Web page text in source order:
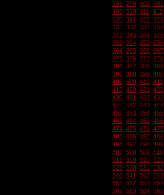
298 299 300 301
309 310 311 312
320 321 322 323
331 332 333 334
342 343 344 345
353 354 355 356
364 365 366 367
375 376 377 378
386 387 388 389
397 398 399 400
408 409 410 411
419 420 421 422
430 431 432 433
441 442 443 444
452 453 454 455
463 464 465 466
474 475 476 477
485 486 487 488
496 497 498 499
507 508 509 510
518 519 520 521
529 530 531 532
540 541 542 543
551 552 553 554
562 563 564 565